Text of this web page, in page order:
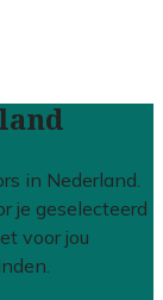
in Nederland.
je geselecteerd
voor jou